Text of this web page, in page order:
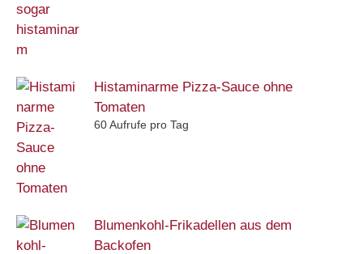
Histaminarme Pizza-Sauce ohne
Tomaten
60 Aufrufe pro Tag
Blumenkohl-Frikadellen aus dem
Backofen